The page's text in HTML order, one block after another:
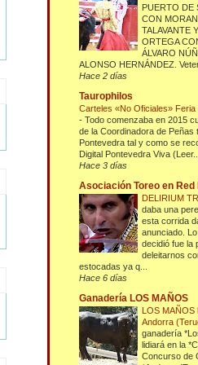
PUERTO DE
CON
TALAVANTE
ORTEGA
ÁLVARO
ALONSO HERNÁNDEZ.
Hace 2 días
Taurophilos
Carteles «No Oficiales» Feria
-Todo comenzaba en 2015
de la Coordinadora de Peñas
Pontevedra tal y como se
Digital Pontevedra Viva (Leer...
Hace 3 días
Asociación Toreo en Red
DELIRIUM
daba una
esta corrida
anunciado.
decidió fue la
deleitarnos
estocadas ya q...
Hace 6 días
Ganadería LOS MAÑOS
LOS MAÑOS
Andorra
ganadería
lidiará en la
Concurso de